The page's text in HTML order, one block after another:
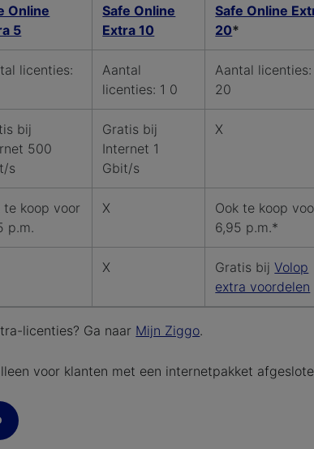
Online
5
Safe Online
Extra 10
Safe Online
20*
licenties:
Aantal
licenties: 1 0
Aantal licenties:
20
bij
500
s
Gratis bij
Internet 1
Gbit/s
X
te koop voor
p.m.
X
Ook te koop
6,95 p.m.*
X Gratis bijVolop
extra voordelen
licenties? Ga naar Mijn Ziggo.
voor klanten met een internetpakket